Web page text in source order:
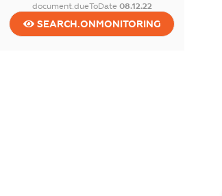
document.dueToDate 08.12.22
SEARCH.ONMONITORING